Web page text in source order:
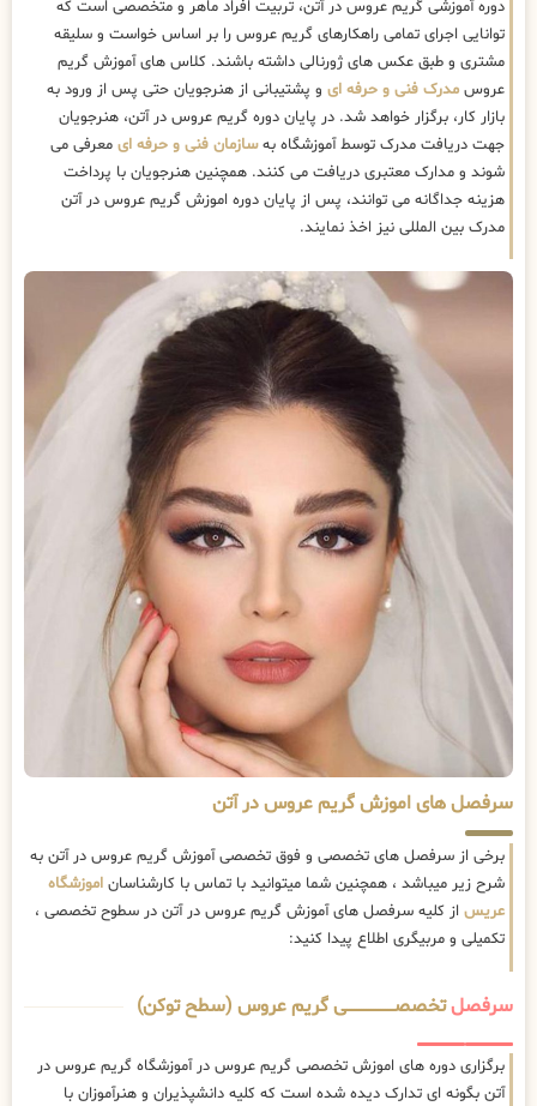
دوره آموزشی گریم عروس در آتن، تربیت افراد ماهر و متخصصی است که
توانایی اجرای تمامی راهکارهای گریم عروس را بر اساس خواست و سلیقه
مشتری و طبق عکس های ژورنالی داشته باشند. کلاس های آموزش گریم
عروس مدرک فنی و حرفه ای و پشتیبانی از هنرجویان حتی پس از ورود به
بازار کار، برگزار خواهد شد. در پایان دوره گریم عروس در آتن، هنرجویان
جهت دریافت مدرک توسط آموزشگاه بهسازمان فنی و حرفه ای معرفی می
شوند و مدارک معتبری دریافت می کنند. همچنین هنرجویان با پرداخت
هزینه جداگانه می توانند، پس از پایان دوره اموزش گریم عروس در آتن
مدرک بین المللی نیز اخذ نمایند.
سرفصل های اموزش گریم عروس در آتن
برخی از سرفصل های تخصصی و فوق تخصصی آموزش گریم عروس در آتن به
شرح زیر میباشد ، همچنین شما میتوانید با تماس با کارشناسان اموزشگاه
عریس از کلیه سرفصل های آموزش گریم عروس در آتن در سطوح تخصصی ،
تکمیلی و مربیگری اطلاع پیدا کنید:
سرفصلتخصصــــــــــــــــــــی گریم عروس (سطح توکن)
برگزاری دوره های اموزش تخصصی گریم عروس در آموزشگاه گریم عروس در
آتن بگونه ای تدارک دیده شده است که کلیه دانشپذیران و هنرآموزان با